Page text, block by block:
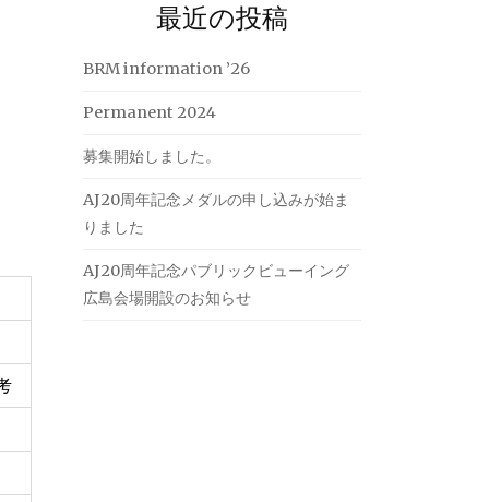
最近の投稿
BRM information ’26
Permanent 2024
募集開始しました。
AJ20周年記念メダルの申し込みが始ま
りました
AJ20周年記念パブリックビューイング
広島会場開設のお知らせ